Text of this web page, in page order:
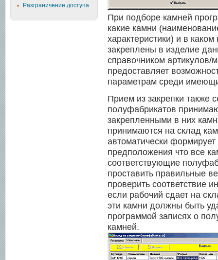
При подборе камней
какие камни
характеристики) и в
закреплены в изделие
справочником
предоставляет
параметрам среди
Прием из закрепки также
полуфабрикатов
закрепленными в них
принимаются на склад
автоматически
предположения что все
соответствующие
проставить правильные
проверить соответствие
если рабочий сдает на
эти камни должны быть
программой записях о
камней.
Разграничение доступа